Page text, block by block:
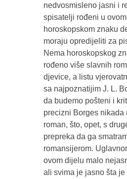
nedvosmisleno jasni i
spisatelji rođeni u ovom
horoskopskom znaku
moraju opredijeliti za
Nema horoskopskog
rođeno više slavnih
djevice, a listu
sa najpoznatijim J. L.
da budemo pošteni i
precizni Borges nikada
roman, što, opet, s
prepreka da ga
romansijerom.
ovom dijelu malo
ali svima je jasno šta je